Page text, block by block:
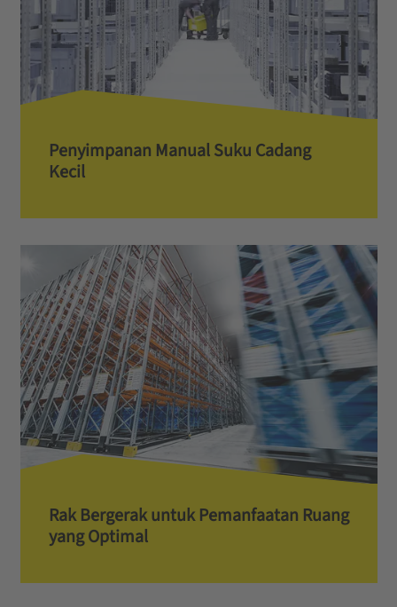
Penyimpanan Manual Suku Cadang
Kecil
Rak Bergerak untuk Pemanfaatan Ruang
yang Optimal